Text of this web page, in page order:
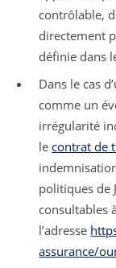
contrôlable,
directement
définie dans
Dans le cas
comme un
irrégularité
le contrat de
politiques de
consultables
l’adresse
assurance/